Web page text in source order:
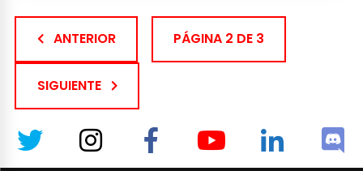
ANTERIOR PÁGINA 2 DE 3
SIGUIENTE